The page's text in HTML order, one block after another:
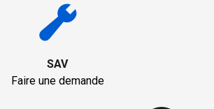
SAV
Faire une demande